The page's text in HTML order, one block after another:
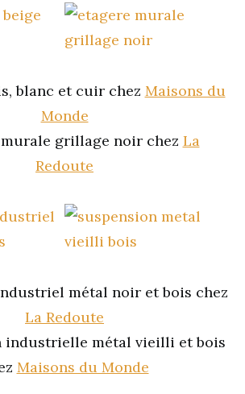
blanc et cuir chez Maisons du
Monde
murale grillage noir chez La
Redoute
métal noir et bois chez
La Redoute
industrielle métal vieilli et bois
Maisons du Monde